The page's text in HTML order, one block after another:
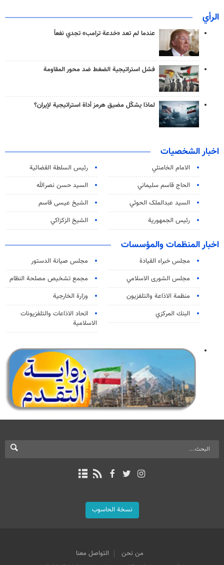
الرأي
عندما لم تعد «خدعة ترامب» تجدي نفعاً
فشل استراتيجية الضغط ضد محور المقاومة
لماذا يشكّل مضيق هرمز أداة استراتيجية لإيران؟
اخبار الشخصيات
الامام الخامنئي
رئیس السلطة القضائیة
الحاج قاسم سليماني
السيد حسن نصرالله
السید عبدالملک الحوثي
الشيخ عيسى قاسم
رئيس الجمهورية
الشيخ الزكزاكي
اخبار المنظمات والمؤسسات
مجلس خبراء القيادة
مجلس صيانة الدستور
مجلس الشورى الاسلامي
مجمع تشخيص مصلحة النظام
منظمة الاذاعة والتلفزیون
وزارة الخارجية
البنك المركزي
اتحاد الاذاعات والتلفزيونات
الاسلامية
نسخة الحاسوب
من نحن
التواصل معنا